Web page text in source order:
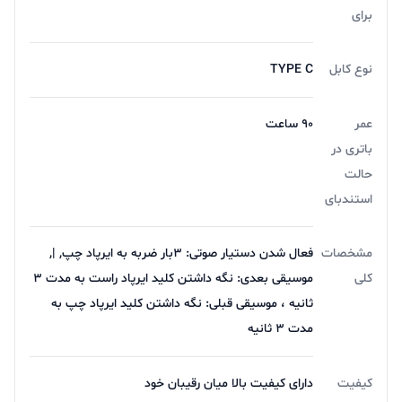
شارژ می‌شوند. البته، با شارژ 10 دقیقه‌ای، ایرپادها به مدت 2
ساعت شارژدهی خواهند داشت. بنابراین، برای شارژدهی
کامل 7 ساعت باید بیشتر منتظر شارژ شدن ایرپادها بمانید.
قابلیت اتصال و نحوه کنترل T13X
کنترل‌ لمسیT13Xروی قسمت بالایی ایرپاد قرار دارد و به
برای
نوع کابل TYPE C
عمر
باتری در
حالت
استندبای
90 ساعت
مشخصات
کلی
فعال شدن دستیار صوتی: ۳بار ضربه به ایرپاد چپ, |,
موسیقی بعدی: نگه داشتن کلید ایرپاد راست به مدت 3
ثانیه ، موسیقی قبلی: نگه داشتن کلید ایرپاد چپ به
مدت 3 ثانیه
کیفیت
دارای کیفیت بالا میان رقیبان خود